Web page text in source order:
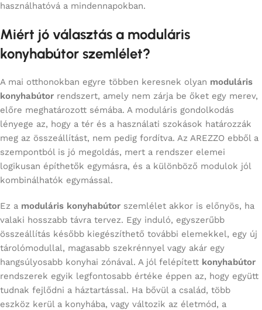
használhatóvá a mindennapokban.
Miért jó választás a moduláris
konyhabútor szemlélet?
A mai otthonokban egyre többen keresnek olyan moduláris
konyhabútor rendszert, amely nem zárja be őket egy merev,
előre meghatározott sémába. A moduláris gondolkodás
lényege az, hogy a tér és a használati szokások határozzák
meg az összeállítást, nem pedig fordítva. Az AREZZO ebből a
szempontból is jó megoldás, mert a rendszer elemei
logikusan építhetők egymásra, és a különböző modulok jól
kombinálhatók egymással.
Ez a moduláris konyhabútor szemlélet akkor is előnyös, ha
valaki hosszabb távra tervez. Egy induló, egyszerűbb
összeállítás később kiegészíthető további elemekkel, egy új
tárolómodullal, magasabb szekrénnyel vagy akár egy
hangsúlyosabb konyhai zónával. A jól felépített konyhabútor
rendszerek egyik legfontosabb értéke éppen az, hogy együtt
tudnak fejlődni a háztartással. Ha bővül a család, több
eszköz kerül a konyhába, vagy változik az életmód, a